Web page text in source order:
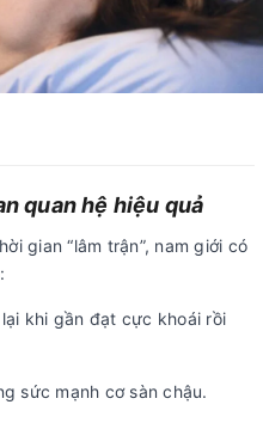
quan hệ hiệu quả
gian “lâm trận”, nam giới có
khi gần đạt cực khoái rồi
sức mạnh cơ sàn chậu.